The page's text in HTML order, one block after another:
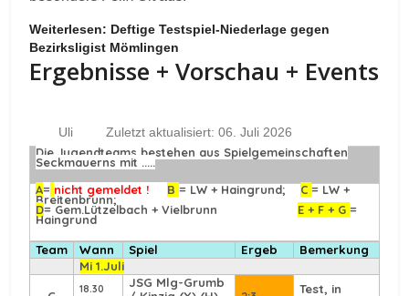
Weiterlesen: Deftige Testspiel-Niederlage gegen
Bezirksligist Mömlingen
Ergebnisse + Vorschau + Events
Uli
Zuletzt aktualisiert: 06. Juli 2026
Die Jugendteams bestehen aus Spielgemeinschaften
Seckmauerns mit .....
A= nicht gemeldet ! B = LW + Haingrund;C = LW +
Breitenbrunn;
D= Gem.Lützelbach + Vielbrunn E + F + G =
Haingrund
Team Wann Spiel Ergeb
Bemerkung
Mi 1.Juli
18.30
JSG Mlg-Grumb
Test, in